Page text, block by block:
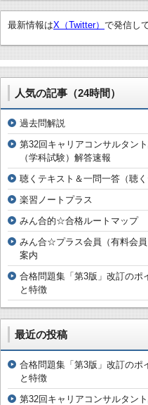
最新情報はX（Twitter） で発信し
人気の記事（24時間）
過去問解説
第32回キャリアコンサルタン
（学科試験）解答速報
聴くテキスト＆一問一答（聴く
楽習ノートプラス
みん合的☆合格ルートマップ
みん合☆プラス会員（有料会
案内
合格問題集「第3版」改訂のポ
と特徴
最近の投稿
合格問題集「第3版」改訂のポ
と特徴
第32回キャリアコンサルタン